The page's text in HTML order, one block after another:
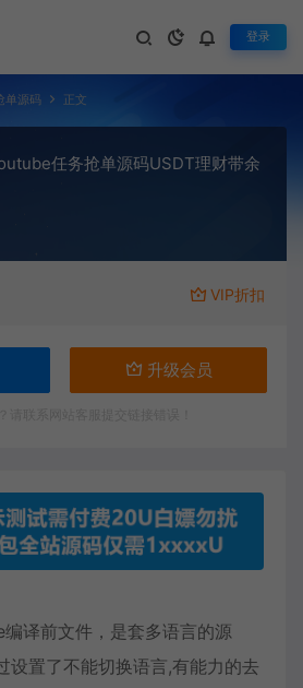
登录
单源码 正文
任务抢单源码USDT理财带余
VIP折扣
升级会员
译前文件，是套多语言的源
设置了不能切换语言,有能力的去